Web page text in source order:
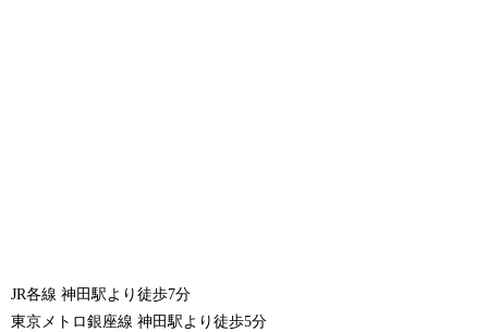
JR各線 神田駅より徒歩7分
東京メトロ銀座線 神田駅より徒歩5分